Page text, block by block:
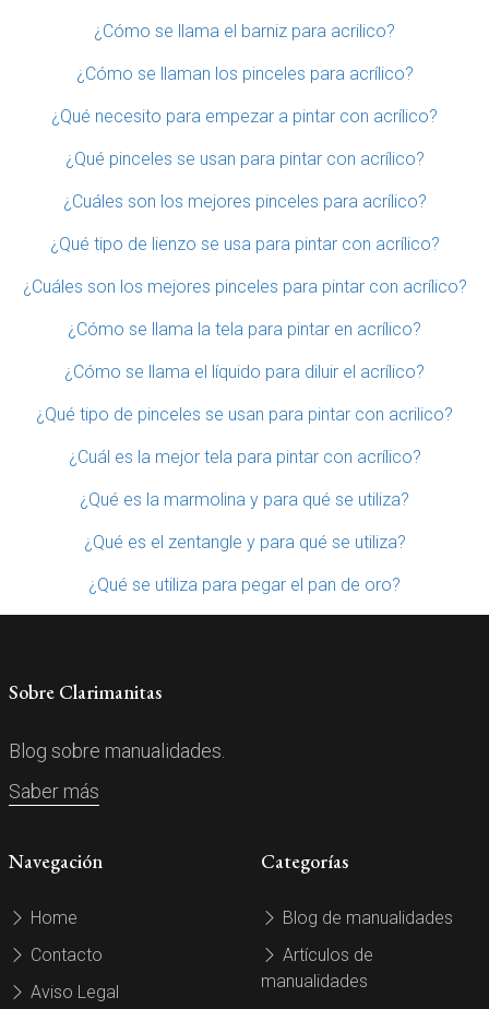
¿Cómo se llama el barniz para acrilico?
¿Cómo se llaman los pinceles para acrílico?
¿Qué necesito para empezar a pintar con acrílico?
¿Qué pinceles se usan para pintar con acrílico?
¿Cuáles son los mejores pinceles para acrílico?
¿Qué tipo de lienzo se usa para pintar con acrílico?
¿Cuáles son los mejores pinceles para pintar con acrílico?
¿Cómo se llama la tela para pintar en acrílico?
¿Cómo se llama el líquido para diluir el acrílico?
¿Qué tipo de pinceles se usan para pintar con acrilico?
¿Cuál es la mejor tela para pintar con acrílico?
¿Qué es la marmolina y para qué se utiliza?
¿Qué es el zentangle y para qué se utiliza?
¿Qué se utiliza para pegar el pan de oro?
Sobre Clarimanitas
Blog sobre manualidades.
Saber más
Navegación
Home
Contacto
Aviso Legal
Categorías
Blog de manualidades
Artículos de
manualidades